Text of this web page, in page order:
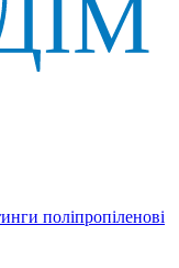
поліпропіленові